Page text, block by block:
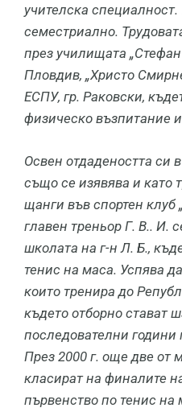
учителска
семестриално.
през училищата
Пловдив, „Христо
ЕСПУ, гр. Раковски,
физическо възпитание и
Освен отдадеността си
също се изявява и като
щанги във спортен клуб
главен треньор Г. В.. И.
школата на г-н Л. Б.,
тенис на маса. Успява
които тренира до
където отборно стават
последователни години
През 2000 г. още две от
класират на финалите
първенство по тенис на